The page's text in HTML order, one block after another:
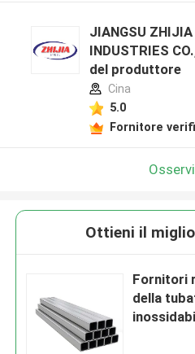
JIANGSU
INDUSTRIES
del produttore
Cina
5.0
Fornitore
Ottieni il
Fornitori
della